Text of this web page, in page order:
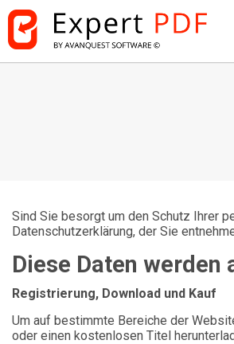
Sind Sie besorgt um den Schutz Ihrer
Datenschutzerklärung, der Sie
Diese Daten
Registrierung, Download und Kauf
Um auf bestimmte Bereiche der
oder einen kostenlosen Titel